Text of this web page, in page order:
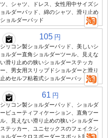
ツ、シャツ、ドレス、女性用中サイズシ
ョルダーパッド、綿のシャツ、滑り止め
ショルダーパッド
105 円
シリコン製ショルダーパッド、美しいシ
ョルダー直角ショルダーツール、見えな
い滑り止めの狭いショルダーステッカ
ー、男女用スリップドショルダーと滑り
止めセルフ粘着式ショルダーパッド
61 円
シリコン製ショルダーパッド、ショルダ
ービューティフィケーション、直角ツー
ル、見えない滑り止めの狭いショルダー
ステッカー、ユニセックスのフェイクシ
ョルダークロスボーダースポット卸売